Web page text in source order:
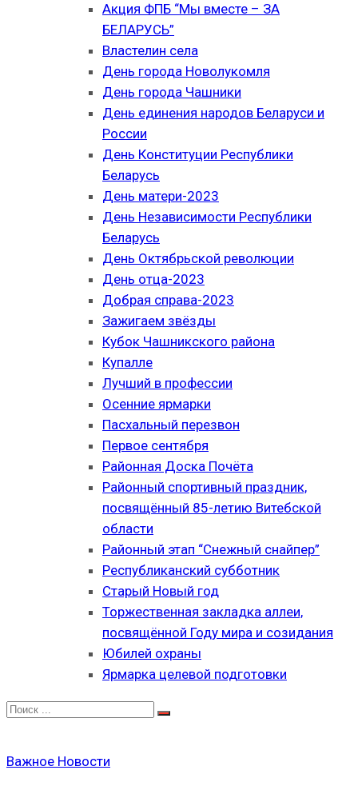
Акция ФПБ “Мы вместе – ЗА
БЕЛАРУСЬ”
Властелин села
День города Новолукомля
День города Чашники
День единения народов Беларуси и
России
День Конституции Республики
Беларусь
День матери-2023
День Независимости Республики
Беларусь
День Октябрьской революции
День отца-2023
Добрая справа-2023
Зажигаем звёзды
Кубок Чашникского района
Купалле
Лучший в профессии
Осенние ярмарки
Пасхальный перезвон
Первое сентября
Районная Доска Почёта
Районный спортивный праздник,
посвящённый 85-летию Витебской
области
Районный этап “Снежный снайпер”
Республиканский субботник
Старый Новый год
Торжественная закладка аллеи,
посвящённой Году мира и созидания
Юбилей охраны
Ярмарка целевой подготовки
Важное Новости